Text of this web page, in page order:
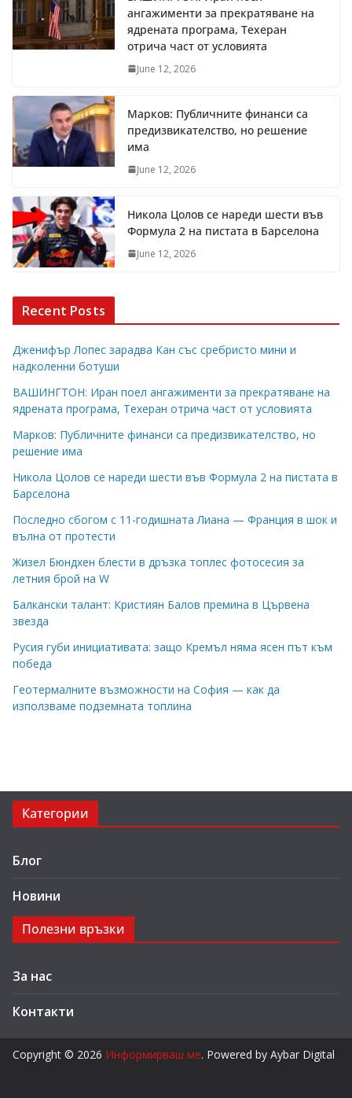
ангажименти за прекратяване на
ядрената програма, Техеран
отрича част от условията
June 12, 2026
Марков: Публичните финанси са
предизвикателство, но решение
има
June 12, 2026
Никола Цолов се нареди шести във
Формула 2 на пистата в Барселона
June 12, 2026
Recent Posts
Дженифър Лопес зарадва Кан със сребристо мини и
надколенни ботуши
ВАШИНГТОН: Иран поел ангажименти за прекратяване на
ядрената програма, Техеран отрича част от условията
Марков: Публичните финанси са предизвикателство, но
решение има
Никола Цолов се нареди шести във Формула 2 на пистата в
Барселона
Последно сбогом с 11-годишната Лиана — Франция в шок и
вълна от протести
Жизел Бюндхен блести в дръзка топлес фотосесия за
летния брой на W
Балкански талант: Кристиян Балов премина в Цървена
звезда
Русия губи инициативата: защо Кремъл няма ясен път към
победа
Геотермалните възможности на София — как да
използваме подземната топлина
Категории
Блог
Новини
Полезни връзки
За нас
Контакти
Copyright © 2026 Информирваш ме. Powered by Aybar Digital